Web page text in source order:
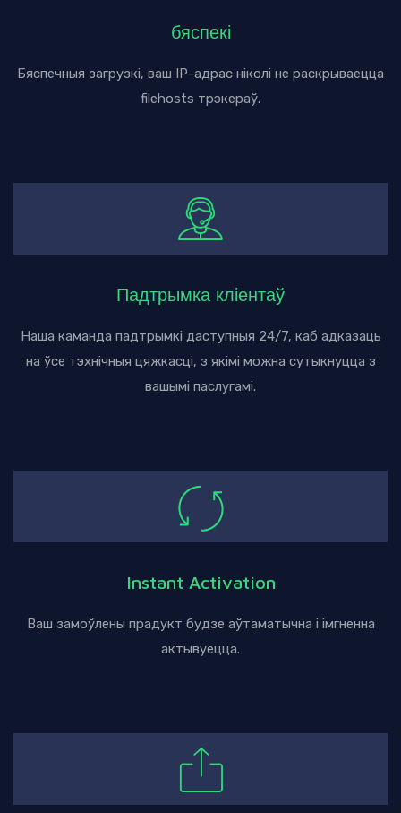
бяспекі
Бяспечныя загрузкі, ваш IP-адрас ніколі не раскрываецца
filehosts трэкераў.
Падтрымка кліентаў
Наша каманда падтрымкі даступныя 24/7, каб адказаць
на ўсе тэхнічныя цяжкасці, з якімі можна сутыкнуцца з
вашымі паслугамі.
Instant Activation
Ваш замоўлены прадукт будзе аўтаматычна і імгненна
актывуецца.